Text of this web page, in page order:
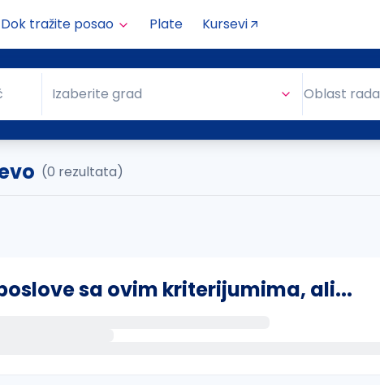
Dok tražite posao Plate Kursevi
Grad
Izaberite grad Oblast rada
(0 rezultata)
sa ovim kriterijumima, ali...